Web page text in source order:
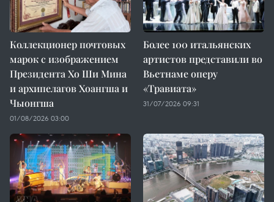
Коллекционер почтовых
марок с изображением
Президента Хо Ши Мина
и архипелагов Хоангша и
Чыонгша
01/08/2026 03:00
Более 100 итальянских
артистов представили во
Вьетнаме оперу
«Травиата»
31/07/2026 09:31